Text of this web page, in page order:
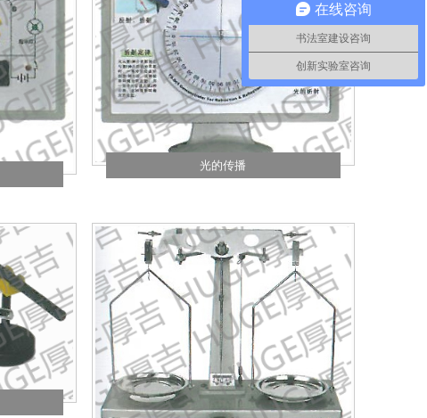
光的传播
在线咨询
书法室建设咨询
创新实验室咨询